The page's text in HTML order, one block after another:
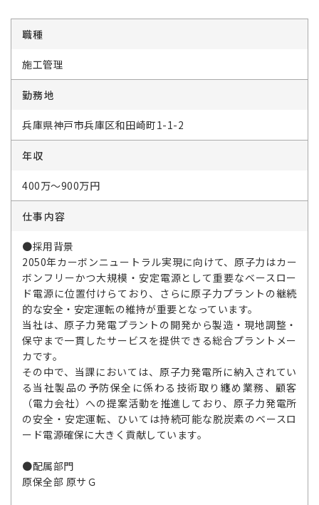
職種
施工管理
勤務地
兵庫県神戸市兵庫区和田崎町1-1-2
年収
400万～900万円
仕事内容
●採用背景
2050年カーボンニュートラル実現に向けて、原子力はカー
ボンフリーかつ大規模・安定電源として重要なベースロー
ド電源に位置付けらており、さらに原子力プラントの継続
的な安全・安定運転の維持が重要となっています。
当社は、原子力発電プラントの開発から製造・現地調整・
保守まで一貫したサービスを提供できる総合プラントメー
カです。
その中で、当課においては、原子力発電所に納入されてい
る当社製品の予防保全に係わる技術取り纏め業務、顧客
（電力会社）への提案活動を推進しており、原子力発電所
の安全・安定運転、ひいては持続可能な脱炭素のベースロ
ード電源確保に大きく貢献しています。
●配属部門
原保全部 原サＧ